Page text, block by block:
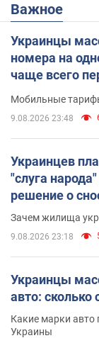
Важное
Украинцы
номера на
чаще всего
Мобильные
9.08.2026 23:48
Украинцев
"слуга
решение о
Зачем жилища
9.08.2026 23:18
Украинцы
авто: сколько
Какие марки авто
Украины